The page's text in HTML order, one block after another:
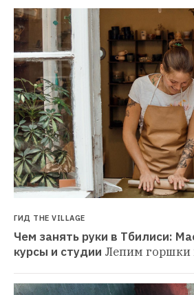
ГИД THE VILLAGE
Чем занять руки в Тбилиси:
курсы и студии Лепим горшки